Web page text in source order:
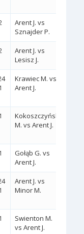
Arent J. vs
Sznajder P.
Arent J. vs
Lesisz J.
Krawiec M. vs
Arent J.
Kokoszczyński
M. vs Arent J.
Gołąb G. vs
Arent J.
Arent J. vs
Minor M.
Swienton M.
vs Arent J.